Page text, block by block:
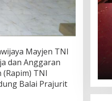
Mayjen TNI
dan Anggaran
TNI
Balai Prajurit